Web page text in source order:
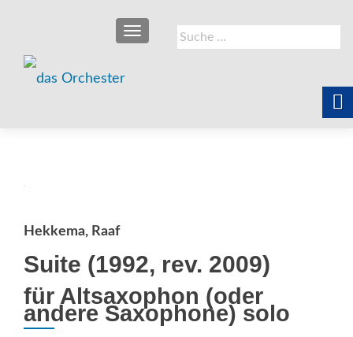
Suche
nach:
SCHALTE NAVIGATION
Hekkema, Raaf
Suite (1992, rev. 2009)
für Altsaxophon (oder
andere Saxophone) solo